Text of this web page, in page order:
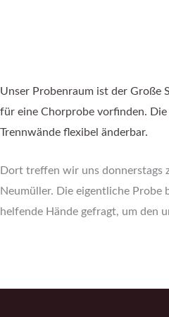
Unser Probenraum ist der Große
für eine Chorprobe vorfinden. Die
Trennwände flexibel änderbar.
Dort treffen wir uns donnerstags
Neumüller. Die eigentliche Probe
helfende Hände gefragt, um den